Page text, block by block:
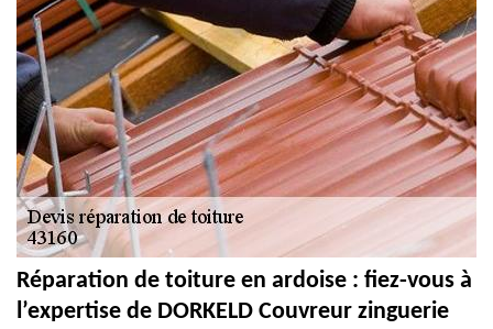
Réparation de toiture en ardoise : fiez-vous à
l’expertise de DORKELD Couvreur zinguerie